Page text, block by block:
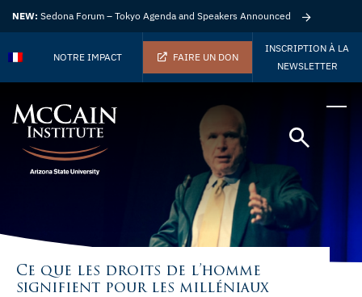
NEW: Sedona Forum – Tokyo Agenda and Speakers Announced
NOTRE IMPACT FAIRE UN DON
INSCRIPTION À LA
NEWSLETTER
Ce que les droits de l’homme
signifient pour les milléniaux